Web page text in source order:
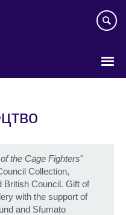
the Cage Fighters"
Collection,
British Council. Gift of
with the support of
and Sfumato